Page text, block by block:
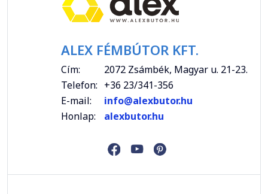
ALEX FÉMBÚTOR KFT.
Cím:
2072 Zsámbék, Magyar u. 21-23.
Telefon: +36 23/341-356
E-mail:
info@alexbutor.hu
Honlap:
alexbutor.hu